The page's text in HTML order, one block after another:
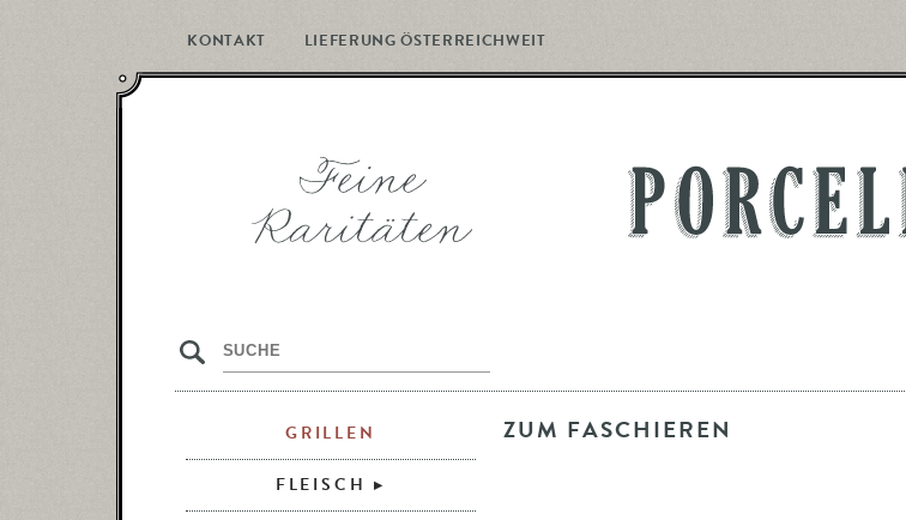
KONTAKT LIEFERUNG ÖSTERREICHWEIT
PORCELLA
s
ZUM FASCHIEREN
GRILLEN
FLEISCH